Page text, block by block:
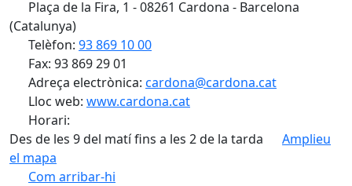
Plaça de la Fira, 1 - 08261 Cardona - Barcelona
(Catalunya)
Telèfon: 93 869 10 00
Fax: 93 869 29 01
Adreça electrònica: cardona@cardona.cat
Lloc web: www.cardona.cat
Horari:
Des de les 9 del matí fins a les 2 de la tarda
Amplieu
el mapa
Com arribar-hi